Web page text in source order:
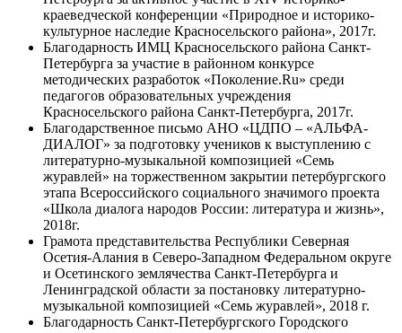
краеведческой конференции «Природное и историко-
культурное наследие Красносельского района», 2017г.
Благодарность ИМЦ Красносельского района Санкт-
Петербурга за участие в районном конкурсе
методических разработок «Поколение.Ru» среди
педагогов образовательных учреждения
Красносельского района Санкт-Петербурга, 2017г.
Благодарственное письмо АНО «ЦДПО – «АЛЬФА-
ДИАЛОГ» за подготовку учеников к выступлению с
литературно-музыкальной композицией «Семь
журавлей» на торжественном закрытии петербургского
этапа Всероссийского социального значимого проекта
«Школа диалога народов России: литература и жизнь»,
2018г.
Грамота представительства Республики Северная
Осетия-Алания в Северо-Западном Федеральном округе
и Осетинского землячества Санкт-Петербурга и
Ленинградской области за постановку литературно-
музыкальной композицией «Семь журавлей», 2018 г.
Благодарность Санкт-Петербургского Городского